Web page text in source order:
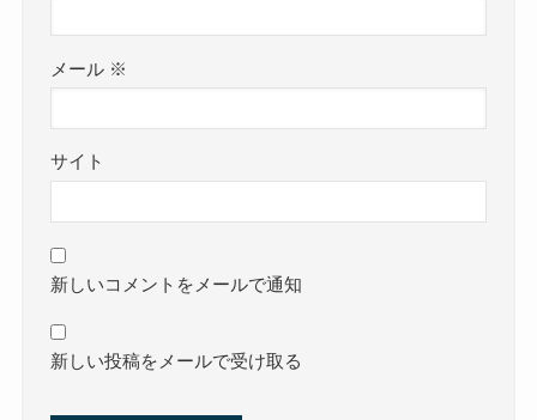
メール ※
サイト
新しいコメントをメールで通知
新しい投稿をメールで受け取る